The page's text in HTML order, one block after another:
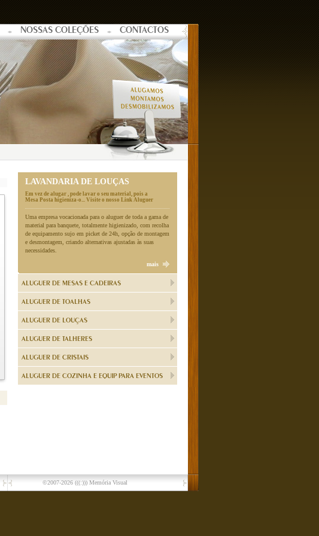
NOSSAS COLEÇÕES CONTACTOS
LAVANDARIA DE LOUÇAS
Em vez de alugar , pode lavar o seu material, pois a
Mesa Posta higieniza-o... Visite o nosso Link Aluguer
Uma empresa vocacionada para o aluguer de toda a gama de
material para banquete, totalmente higienizado, com recolha
de equipamento sujo em picket de 24h, opção de montagem
e desmontagem, criando alternativas ajustadas às suas
necessidades.
mais
ALUGUER DE MESAS E CADEIRAS
ALUGUER DE TOALHAS
ALUGUER DE LOUÇAS
ALUGUER DE TALHERES
ALUGUER DE CRISTAIS
ALUGUER DE COZINHA E EQUIP PARA EVENTOS
©2007-2026 (((:))) Memória Visual